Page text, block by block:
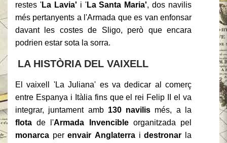
restes 'La Lavia' i 'La Santa Maria', dos navilis
més pertanyents a l'Armada que es van enfonsar
davant les costes de Sligo, però que encara
podrien estar sota la sorra.
LA HISTÒRIA DEL VAIXELL
El vaixell 'La Juliana' es va dedicar al comerç
entre Espanya i Itàlia fins que el rei Felip II el va
integrar, juntament amb 130 navilis més, a la
flotade l'Armada Invencibleorganitzada pel
monarca perenvair Anglaterra idestronar
la